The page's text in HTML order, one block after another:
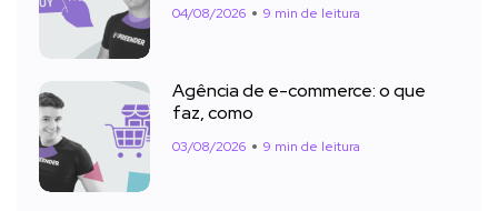
04/08/2026 9 min de leitura
Agência de e-commerce: o que
faz, como
03/08/2026 9 min de leitura